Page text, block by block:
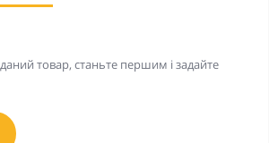
товар, станьте першим і задайте